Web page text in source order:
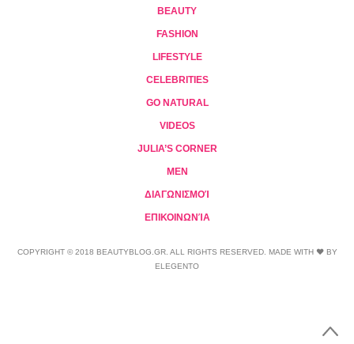
BEAUTY
FASHION
LIFESTYLE
CELEBRITIES
GO NATURAL
VIDEOS
JULIA’S CORNER
MEN
ΔΙΑΓΩΝΙΣΜΟΊ
ΕΠΙΚΟΙΝΩΝΊΑ
COPYRIGHT © 2018 BEAUTYBLOG.GR. ALL RIGHTS RESERVED. MADE WITH ❤ BY
ELEGENTO